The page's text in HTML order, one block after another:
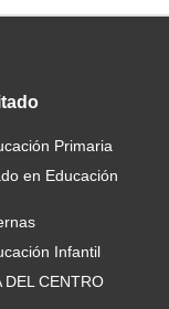
Primaria
en Educación
Infantil
DEL CENTRO